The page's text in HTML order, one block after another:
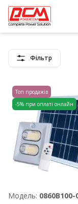
Фільтр
Топ продажів
-5% при оплаті онлайн
Модель: 0860B100-